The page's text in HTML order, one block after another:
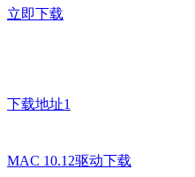
立即下载
下载地址1
MAC 10.12驱动下载